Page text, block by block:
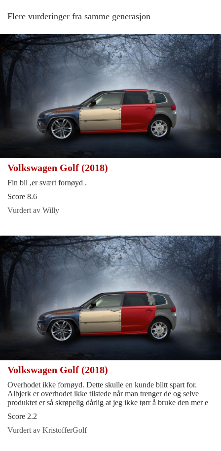
Flere vurderinger fra samme generasjon
Volkswagen Golf (2018)
Fin bil ,er svært fornøyd .
Score 8.6
Vurdert av Willy
Volkswagen Golf (2018)
Overhodet ikke fornøyd. Dette skulle en kunde blitt spart for.
Albjerk er overhodet ikke tilstede når man trenger de og selve
produktet er så skrøpelig dårlig at jeg ikke tørr å bruke den mer e
Score 2.2
Vurdert av KristofferGolf